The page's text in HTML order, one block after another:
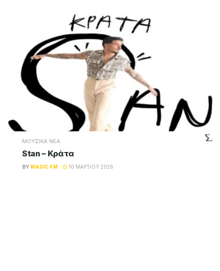
ΜΟΥΣΙΚΑ ΝΕΑ
Stan – Κράτα
BY MAGIC FM 10 ΜΑΡΤΊΟΥ 2026